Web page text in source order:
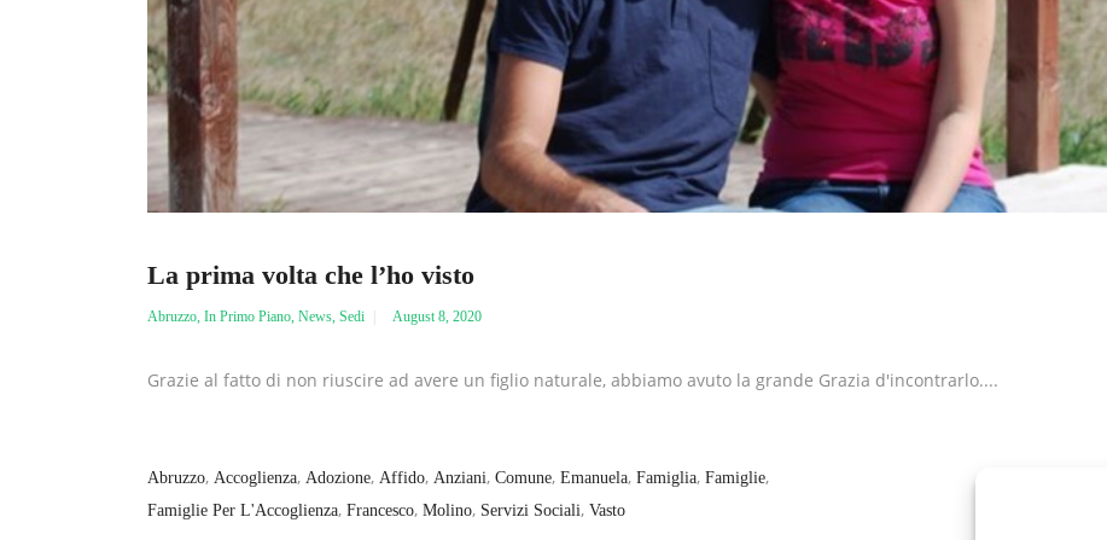
La prima volta che l’ho visto
Abruzzo, In Primo Piano, News, Sedi August 8, 2020
Grazie al fatto di non riuscire ad avere un figlio naturale, abbiamo avuto la grande Grazia d'incontrarlo....
Abruzzo, Accoglienza, Adozione, Affido, Anziani, Comune, Emanuela, Famiglia, Famiglie,
Famiglie Per L'Accoglienza, Francesco, Molino, Servizi Sociali, Vasto